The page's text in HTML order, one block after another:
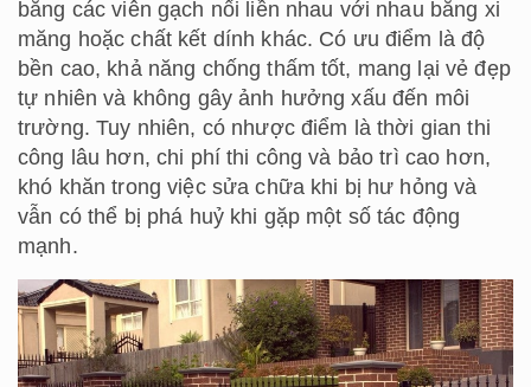
bằng các viên gạch nối liền nhau với nhau bằng xi
măng hoặc chất kết dính khác. Có ưu điểm là độ
bền cao, khả năng chống thấm tốt, mang lại vẻ đẹp
tự nhiên và không gây ảnh hưởng xấu đến môi
trường. Tuy nhiên, có nhược điểm là thời gian thi
công lâu hơn, chi phí thi công và bảo trì cao hơn,
khó khăn trong việc sửa chữa khi bị hư hỏng và
vẫn có thể bị phá huỷ khi gặp một số tác động
mạnh.